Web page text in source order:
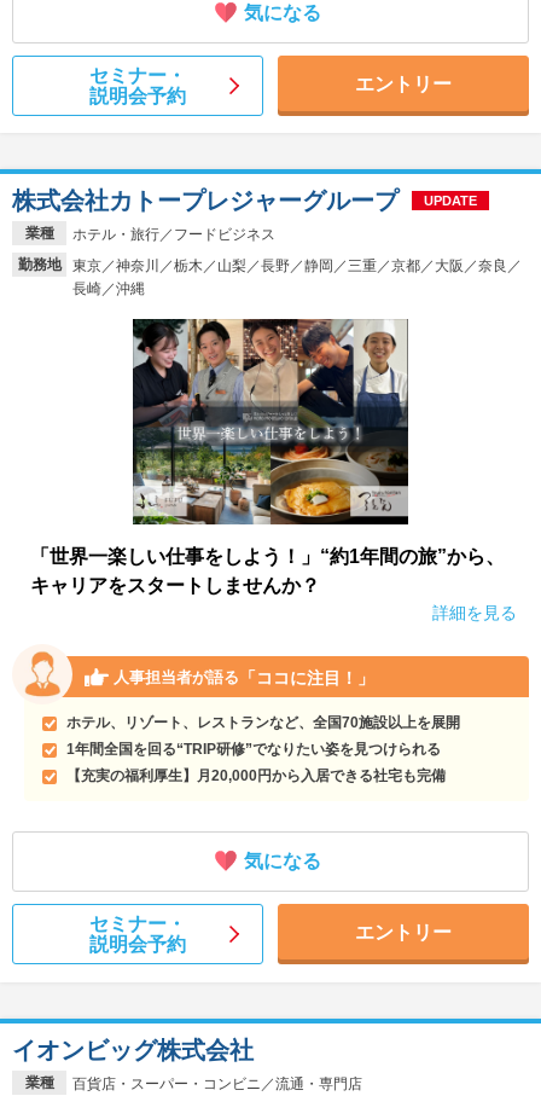
気になる
セミナー・
説明会予約
エントリー
業種
ホテル・旅行／フードビジネス
勤務地
東京／神奈川／栃木／山梨／長野／静岡／三重／京都／大阪／奈良／
長崎／沖縄
株式会社カトープレジャーグループ UPDATE
「世界一楽しい仕事をしよう！」“約1年間の旅”から、
キャリアをスタートしませんか？
詳細を見る
人事担当者が語る 「ココに注目！」
ホテル、リゾート、レストランなど、全国70施設以上を展開
1年間全国を回る“TRIP研修”でなりたい姿を見つけられる
【充実の福利厚生】月20,000円から入居できる社宅も完備
気になる
セミナー・
説明会予約
エントリー
業種
百貨店・スーパー・コンビニ／流通・専門店
イオンビッグ株式会社